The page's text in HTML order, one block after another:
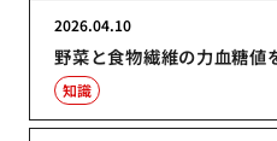
野菜と食物繊維の力血糖値
2026.04.10
知識